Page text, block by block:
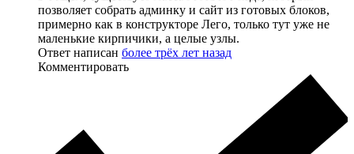
позволяет собрать админку и сайт из готовых блоков,
примерно как в конструкторе Лего, только тут уже не
маленькие кирпичики, а целые узлы.
Ответ написан более трёх лет назад
Комментировать